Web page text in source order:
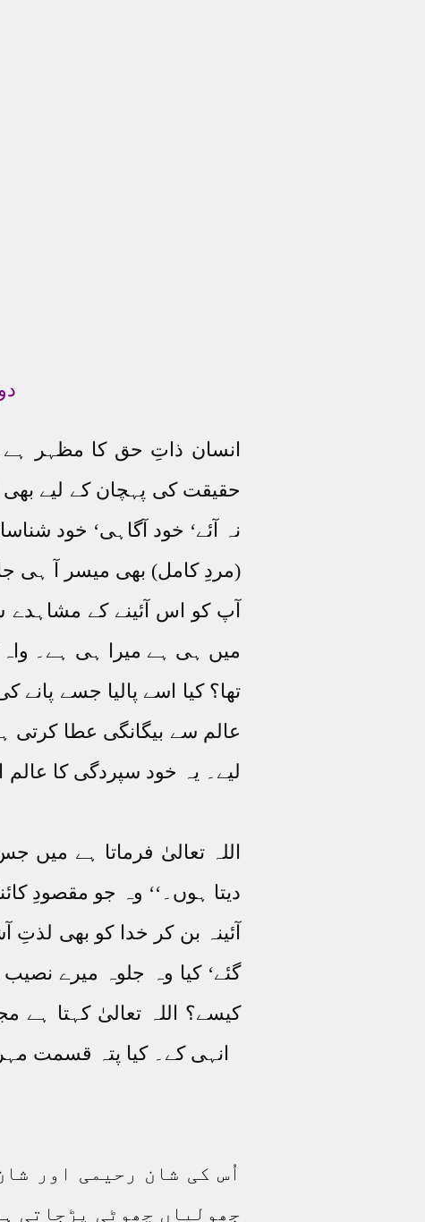
انسان ذاتِ حق کا مظہر
حقیقت کی پہچان کے لیے
نہ آئے‘ خود آگاہی‘ خود
(مردِ کامل) بھی میسر آ ہی
آپ کو اس آئینے کے
میں ہی ہے میرا ہی ہے۔
تھا؟ کیا اسے پالیا جسے
عالم سے بیگانگی عطا کرتی
لیے۔ یہ خود سپردگی کا
اللہ تعالیٰ فرماتا ہے میں
دیتا ہوں۔‘‘ وہ جو مقصودِ
آئینہ بن کر خدا کو بھی
گئے‘ کیا وہ جلوہ میرے
کیسے؟ اللہ تعالیٰ کہتا ہے
انہی کے۔ کیا پتہ قسمت
اُس کی شان رحیمی اور
جھولیاں چھوٹی پڑجاتی